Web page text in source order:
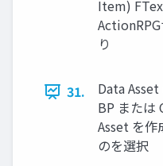
Item)
り
31.
Data
BP または
Asset を作
のを選択